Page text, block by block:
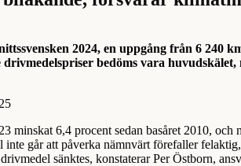
2024, en uppgång från 6 240
bedöms vara
minskat 6,4 procent sedan basåret 2010, och
inte går att påverka nämnvärt förefaller
sänktes, konstaterar Per Östborn,